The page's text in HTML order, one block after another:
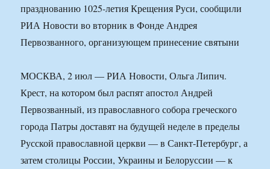
празднованию 1025-летия Крещения Руси, сообщили
РИА Новости во вторник в Фонде Андрея
Первозванного, организующем принесение святыни
МОСКВА, 2 июл — РИА Новости, Ольга Липич.
Крест, на котором был распят апостол Андрей
Первозванный, из православного собора греческого
города Патры доставят на будущей неделе в пределы
Русской православной церкви — в Санкт-Петербург, а
затем столицы России, Украины и Белоруссии — к